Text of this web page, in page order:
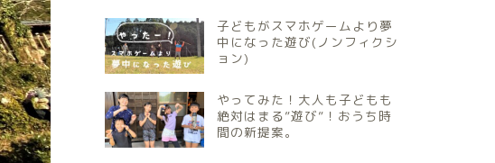
子どもがスマホゲームより夢
中になった遊び(ノンフィクシ
ョン)
やってみた！大人も子どもも
絶対はまる”遊び”！おうち時
間の新提案。